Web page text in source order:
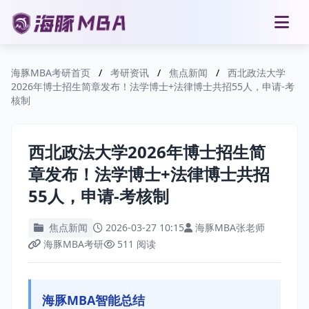
海豚MBA考研首页 / 考研资讯 / 焦点新闻 /
西北政法大学
2026年博士招生简章发布！法学博士+法律博士共招55人，申请-考
核制
西北政法大学2026年博士招生简
章发布！法学博士+法律博士共招
55人，申请-考核制
焦点新闻 2026-03-27 10:15
海豚MBA张老师
海豚MBA考研
511 阅读
海豚MBA智能总结